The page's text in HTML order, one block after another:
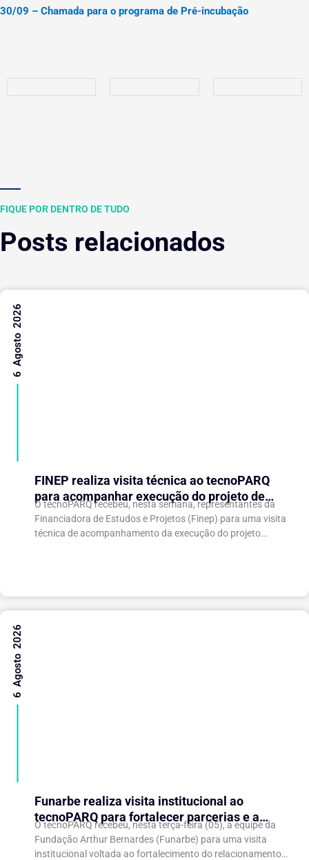
30/09 – Chamada para o programa de Pré-incubação
FIQUE POR DENTRO DE TUDO
Posts relacionados
FINEP realiza visita técnica ao tecnoPARQ
para acompanhar execução do projeto de
expansão do Parque Tecnológico
O tecnoPARQ recebeu, nesta semana, representantes da
Financiadora de Estudos e Projetos (Finep) para uma visita
técnica de acompanhamento da execução do projeto
6 Agosto 2026
Funarbe realiza visita institucional ao
tecnoPARQ para fortalecer parcerias e a
gestão da inovação
O tecnoPARQ recebeu, nesta terça-feira (05), a equipe da
Fundação Arthur Bernardes (Funarbe) para uma visita
institucional voltada ao fortalecimento do relacionamento
6 Agosto 2026